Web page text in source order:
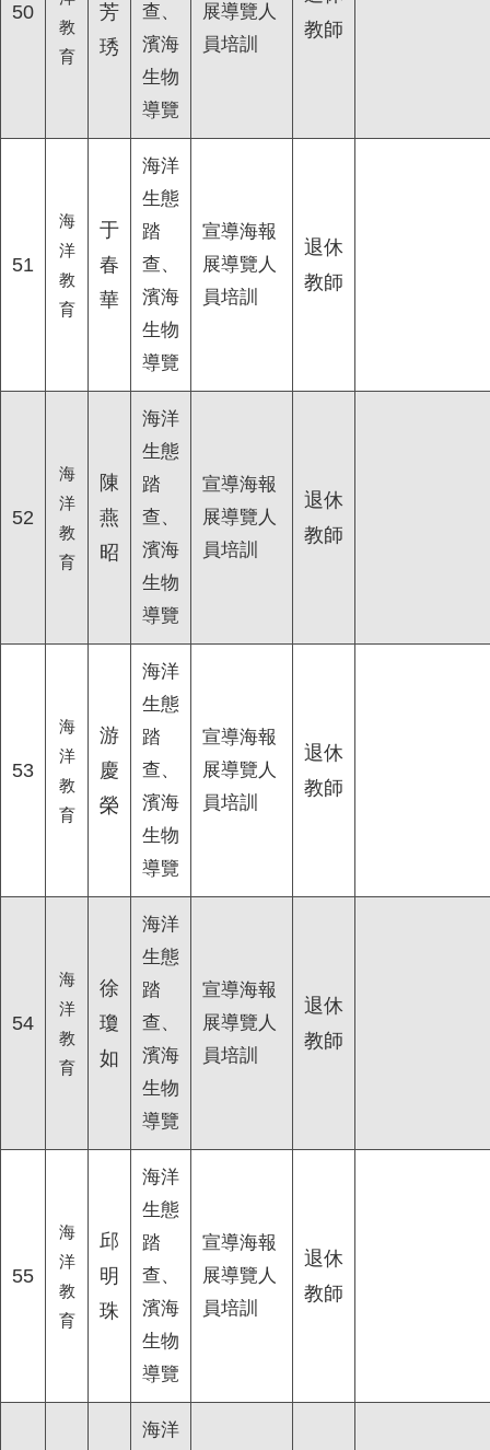
50
教
育
芳
琇
查、
濱海
生物
導覽
展導覽人
員培訓
教師
51
海
洋
教
育
于
春
華
海洋
生態
踏
查、
濱海
生物
導覽
宣導海報
展導覽人
員培訓
退休
教師
52
海
洋
教
育
陳
燕
昭
海洋
生態
踏
查、
濱海
生物
導覽
宣導海報
展導覽人
員培訓
退休
教師
53
海
洋
教
育
游
慶
榮
海洋
生態
踏
查、
濱海
生物
導覽
宣導海報
展導覽人
員培訓
退休
教師
54
海
洋
教
育
徐
瓊
如
海洋
生態
踏
查、
濱海
生物
導覽
宣導海報
展導覽人
員培訓
退休
教師
55
海
洋
教
育
邱
明
珠
海洋
生態
踏
查、
濱海
生物
導覽
宣導海報
展導覽人
員培訓
退休
教師
海洋